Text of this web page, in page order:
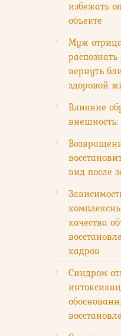
избежать
объекте
Муж
вернуть
здоровой
Влияние
внешность:
вид после
качества
кадров
Синдром